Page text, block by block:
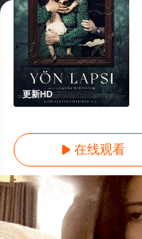
更新HD
 在线观看